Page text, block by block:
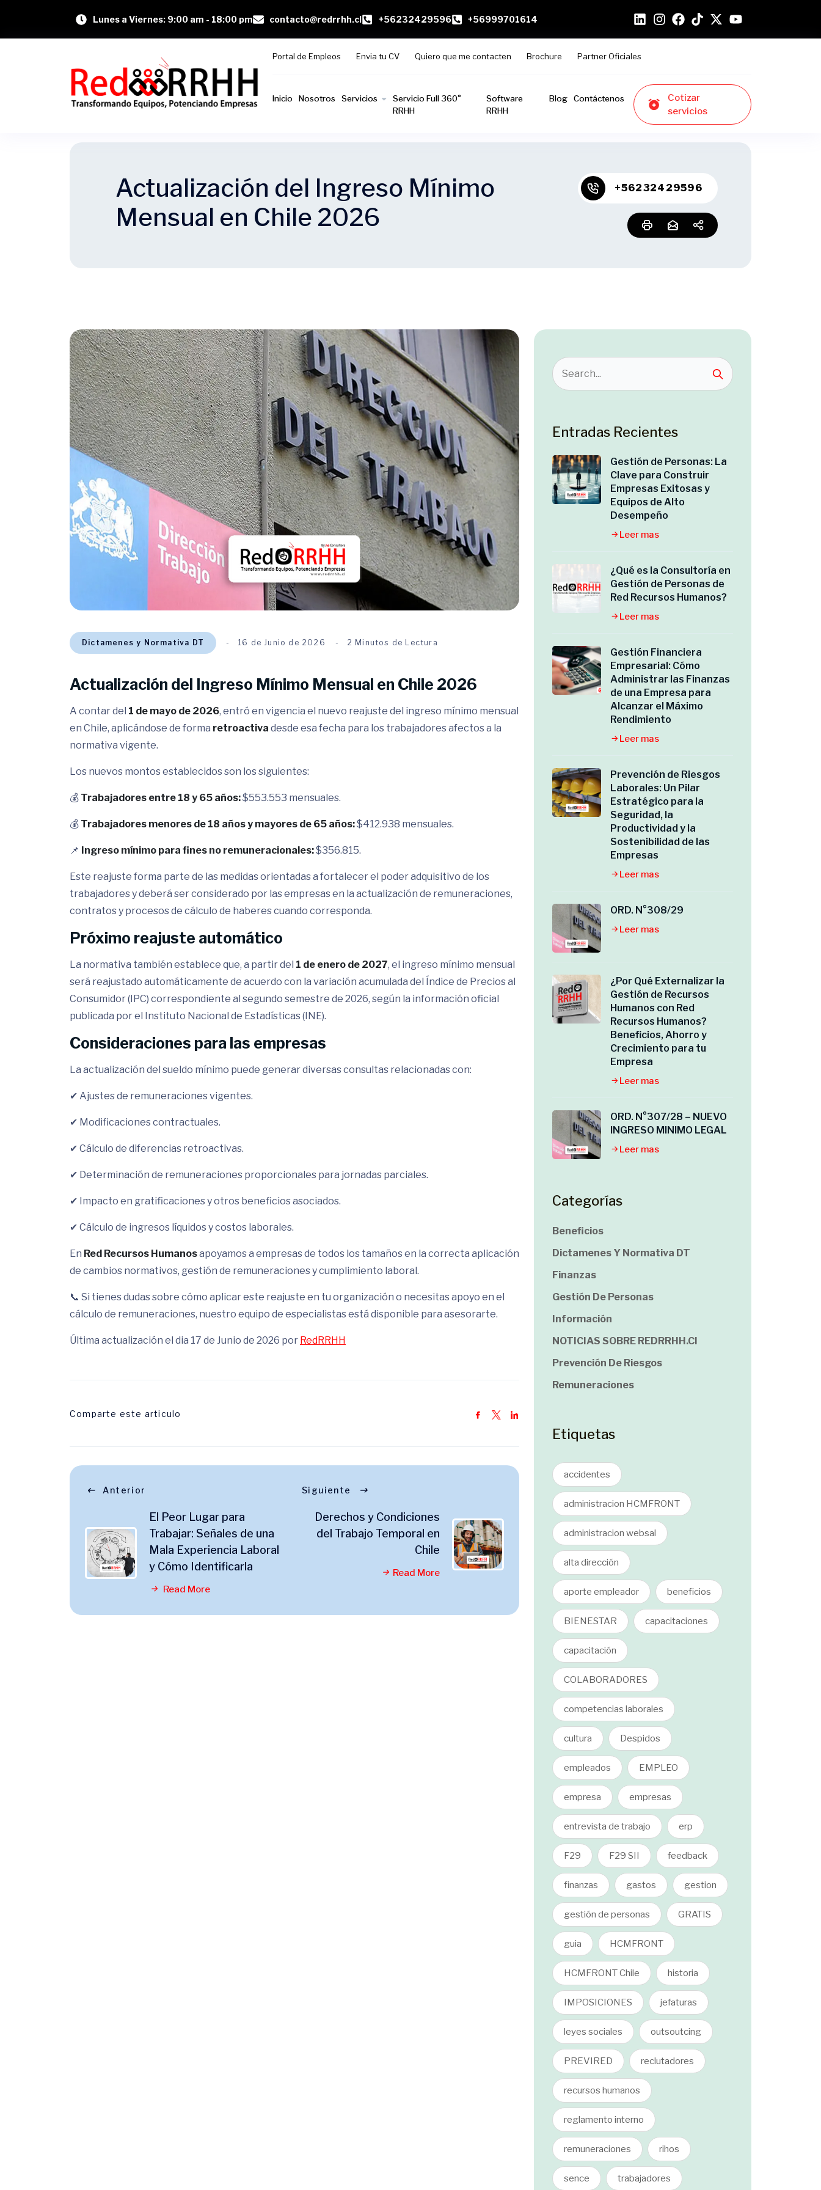
Lunes a Viernes: 9:00 am - 18:00 pm contacto@redrrhh.cl +56232429596 +56999701614
Portal de Empleos Envia tu CV Quiero que me contacten Brochure Partner Oficiales
Inicio Nosotros Servicios
Servicio Full 360°
RRHH
Software
RRHH
Blog Contáctenos
Cotizar
servicios
Actualización del Ingreso Mínimo
Mensual en Chile 2026
+56232429596
Dictamenes y Normativa DT 16 de Junio de 2026 2 Minutos de Lectura
Actualización del Ingreso Mínimo Mensual en Chile 2026
A contar del 1 de mayo de 2026, entró en vigencia el nuevo reajuste del ingreso mínimo mensual
en Chile, aplicándose de forma retroactiva desde esa fecha para los trabajadores afectos a la
normativa vigente.
Los nuevos montos establecidos son los siguientes:
💰 Trabajadores entre 18 y 65 años:$553.553 mensuales.
💰 Trabajadores menores de 18 años y mayores de 65 años:$412.938 mensuales.
📌 Ingreso mínimo para fines no remuneracionales:$356.815.
Este reajuste forma parte de las medidas orientadas a fortalecer el poder adquisitivo de los
trabajadores y deberá ser considerado por las empresas en la actualización de remuneraciones,
contratos y procesos de cálculo de haberes cuando corresponda.
Próximo reajuste automático
La normativa también establece que, a partir del 1 de enero de 2027, el ingreso mínimo mensual
será reajustado automáticamente de acuerdo con la variación acumulada del Índice de Precios al
Consumidor (IPC) correspondiente al segundo semestre de 2026, según la información oficial
publicada por el Instituto Nacional de Estadísticas (INE).
Consideraciones para las empresas
La actualización del sueldo mínimo puede generar diversas consultas relacionadas con:
✔ Ajustes de remuneraciones vigentes.
✔ Modificaciones contractuales.
✔ Cálculo de diferencias retroactivas.
✔ Determinación de remuneraciones proporcionales para jornadas parciales.
✔ Impacto en gratificaciones y otros beneficios asociados.
✔ Cálculo de ingresos líquidos y costos laborales.
En Red Recursos Humanosapoyamos a empresas de todos los tamaños en la correcta aplicación
de cambios normativos, gestión de remuneraciones y cumplimiento laboral.
📞 Si tienes dudas sobre cómo aplicar este reajuste en tu organización o necesitas apoyo en el
cálculo de remuneraciones, nuestro equipo de especialistas está disponible para asesorarte.
Última actualización el dia 17 de Junio de 2026 por RedRRHH
Comparte este articulo
Anterior
El Peor Lugar para
Trabajar: Señales de una
Mala Experiencia Laboral
y Cómo Identificarla
Read More
Siguiente
Derechos y Condiciones
del Trabajo Temporal en
Chile
Read More
Entradas Recientes
Gestión de Personas: La
Clave para Construir
Empresas Exitosas y
Equipos de Alto
Desempeño
Leer mas
¿Qué es la Consultoría en
Gestión de Personas de
Red Recursos Humanos?
Leer mas
Gestión Financiera
Empresarial: Cómo
Administrar las Finanzas
de una Empresa para
Alcanzar el Máximo
Rendimiento
Leer mas
Prevención de Riesgos
Laborales: Un Pilar
Estratégico para la
Seguridad, la
Productividad y la
Sostenibilidad de las
Empresas
Leer mas
ORD. N°308/29
Leer mas
¿Por Qué Externalizar la
Gestión de Recursos
Humanos con Red
Recursos Humanos?
Beneficios, Ahorro y
Crecimiento para tu
Empresa
Leer mas
ORD. N°307/28 – NUEVO
INGRESO MINIMO LEGAL
Leer mas
Categorías
Beneficios
Dictamenes Y Normativa DT
Finanzas
Gestión De Personas
Información
NOTICIAS SOBRE REDRRHH.cl
Prevención De Riesgos
Remuneraciones
Etiquetas
accidentes
administracion HCMFRONT
administracion websal
alta dirección
aporte empleador beneficios
BIENESTAR capacitaciones
capacitación
COLABORADORES
competencias laborales
cultura Despidos
empleados EMPLEO
empresa empresas
entrevista de trabajo erp
F29 F29 SII feedback
finanzas gastos gestion
gestión de personas GRATIS
guia HCMFRONT
HCMFRONT Chile historia
IMPOSICIONES jefaturas
leyes sociales outsoutcing
PREVIRED reclutadores
recursos humanos
reglamento interno
remuneraciones rihos
sence trabajadores